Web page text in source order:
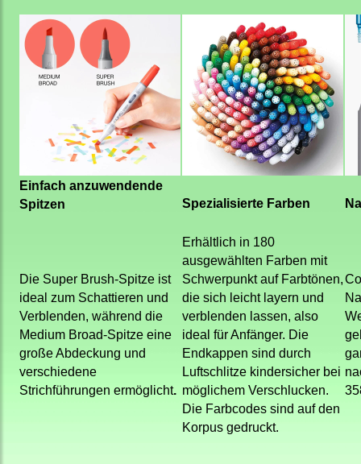
Einfach anzuwendende
Spitzen
Spezialisierte Farben
Die Super Brush-Spitze ist
ideal zum Schattieren und
Verblenden, während die
Medium Broad-Spitze eine
große Abdeckung und
verschiedene
Strichführungen ermöglicht.
Erhältlich in 180
ausgewählten Farben mit
Schwerpunkt auf Farbtönen,
die sich leicht layern und
verblenden lassen, also
ideal für Anfänger. Die
Endkappen sind durch
Luftschlitze kindersicher bei
möglichem Verschlucken.
Die Farbcodes sind auf den
Korpus gedruckt.